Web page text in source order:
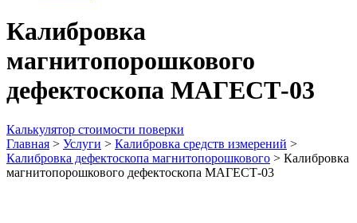
Калибровка
магнитопорошкового
дефектоскопа МАГЕСТ-03
Калькулятор стоимости поверки
Главная > Услуги > Калибровка средств измерений >
Калибровка дефектоскопа магнитопорошкового > Калибровка
магнитопорошкового дефектоскопа МАГЕСТ-03